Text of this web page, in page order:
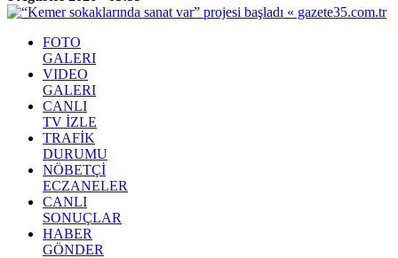
FOTO
GALERI
VIDEO
GALERI
CANLI
TV İZLE
TRAFİK
DURUMU
NÖBETÇİ
ECZANELER
CANLI
SONUÇLAR
HABER
GÖNDER